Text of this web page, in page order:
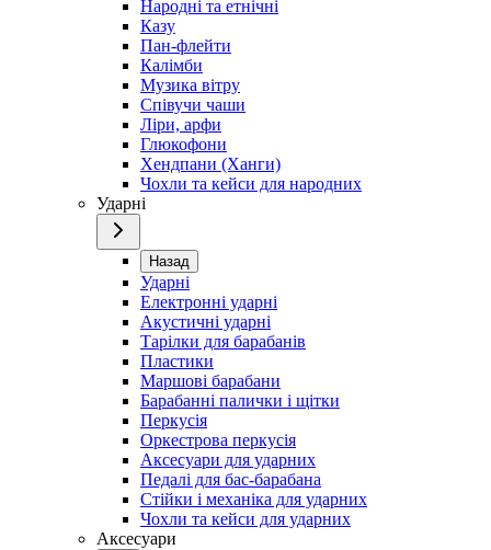
Народні та етнічні
Казу
Пан-флейти
Калімби
Музика вітру
Співучи чаши
Ліри, арфи
Глюкофони
Хендпани (Ханги)
Чохли та кейси для народних
Ударні
Назад
Ударні
Електронні ударні
Акустичні ударні
Тарілки для барабанів
Пластики
Маршові барабани
Барабанні палички і щітки
Перкусія
Оркестрова перкусія
Аксесуари для ударних
Педалі для бас-барабана
Стійки і механіка для ударних
Чохли та кейси для ударних
Аксесуари